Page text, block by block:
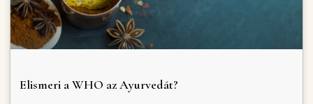
Elismeri a WHO az Ayurvedát?